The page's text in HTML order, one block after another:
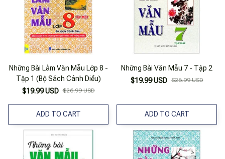
Những Bài Làm Văn Mẫu Lớp 8 -
Tập 1 (Bộ Sách Cánh Diều)
$19.99 USD $26.99 USD
ADD TO CART
Những Bài Văn Mẫu 7 - Tập 2
$19.99 USD $26.99 USD
ADD TO CART